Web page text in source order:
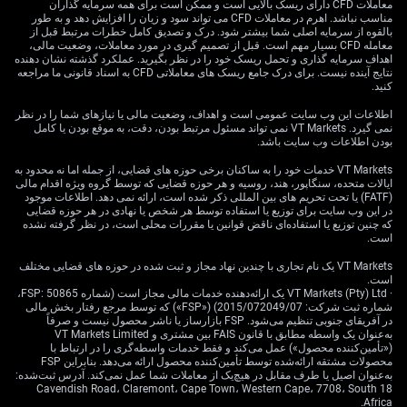
پیامدهای راهبردی و
فرصت‌های بازار
این وضعیت در هفته‌های پیش‌رو برای معامله‌گران مشتقه یک
فرصت ایجاد می‌کند. ما برخلاف احساس غالب بازار، برای
هستیم. به نظر می‌رسد سوآپ‌های تورمی با مرجع Q4 2026
یا ابتدای ۲۰۲۷ با توجه به انتظار ما برای شروع دوباره روند
افزایشی تورم هسته و مواد غذایی، دچار قیمت‌گذاری نادرست
هستند.
بنابراین، در حال بررسی ورود به موقعیت‌های خرید (Long)
روی قراردادهای فوروارد تورم هستیم. بازار فعلاً تورم پایان
۲۰۲۶ را حدود ۲.۴٪ قیمت‌گذاری می‌کند، اما ما مسیر روشنی
به سمت اوج ۳٪ در اواخر سال می‌بینیم. این شکاف می‌تواند با
آشکار شدن اثرات غیرمستقیمِ با تأخیر در انتشار داده‌های
رسمی در پاییز امسال، پتانسیل صعود قابل توجهی ایجاد کند.
تابع واکنش بانک مرکزی اروپا نیز در این میان کلیدی است.
معاملات CFD دارای ریسک بالایی است و ممکن است برای همه سرمایه گذاران
مناسب نباشد. اهرم در معاملات CFD می تواند سود و زیان را افزایش دهد و به طور
بالقوه از سرمایه اصلی شما بیشتر شود. درک و تصدیق کامل خطرات مرتبط قبل از
معامله CFD بسیار مهم است. قبل از تصمیم گیری در مورد معاملات، وضعیت مالی،
اهداف سرمایه گذاری و تحمل ریسک خود را در نظر بگیرید. عملکرد گذشته نشان دهنده
نتایج آینده نیست. برای درک جامع ریسک های معاملاتی CFD به اسناد قانونی ما مراجعه
کنید.
اطلاعات این وب سایت عمومی است و اهداف، وضعیت مالی یا نیازهای شما را در نظر
نمی گیرد. VT Markets نمی تواند مسئول مرتبط بودن، دقت، به موقع بودن یا کامل
بودن اطلاعات وب سایت باشد.
VT Markets خدمات خود را به ساکنان برخی حوزه های قضایی، از جمله اما نه محدود به
ایالات متحده، سنگاپور، هند، روسیه و هر حوزه قضایی که توسط گروه ویژه اقدام مالی
(FATF) یا تحت تحریم های بین المللی ذکر شده است، ارائه نمی دهد. اطلاعات موجود
در این وب سایت برای توزیع یا استفاده توسط هر شخص یا نهادی در هر حوزه قضایی
که چنین توزیع یا استفاده‌ای ناقض قوانین یا مقررات محلی است، در نظر گرفته نشده
است.
VT Markets یک نام تجاری با چندین نهاد مجاز و ثبت شده در حوزه های قضایی مختلف
است.
· VT Markets (Pty) Ltd یک ارائه‌دهنده خدمات مالی مجاز است (شماره FSP: 50865،
شماره ثبت شرکت: 2015/072049/07) («FSP») که توسط مرجع رفتار بخش مالی
در آفریقای جنوبی تنظیم می‌شود. FSP بازارساز یا ناشر محصول نیست و صرفاً
به‌عنوان یک واسطه مطابق با قانون FAIS بین مشتری و VT Markets Limited
(«تأمین‌کننده محصول») عمل می‌کند و فقط خدمات واسطه‌گری را در ارتباط با
محصولات مشتقه ارائه‌شده توسط تأمین‌کننده محصول ارائه می‌دهد. بنابراین FSP
به‌عنوان اصیل یا طرف مقابل در هیچ‌یک از معاملات شما عمل نمی‌کند. آدرس ثبت‌شده:
18 Cavendish Road، Claremont، Cape Town، Western Cape، 7708، South
Africa.